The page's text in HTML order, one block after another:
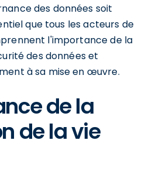
des données soit
que tous les acteurs de
l'importance de la
des données et
à sa mise en œuvre.
de la
de la vie